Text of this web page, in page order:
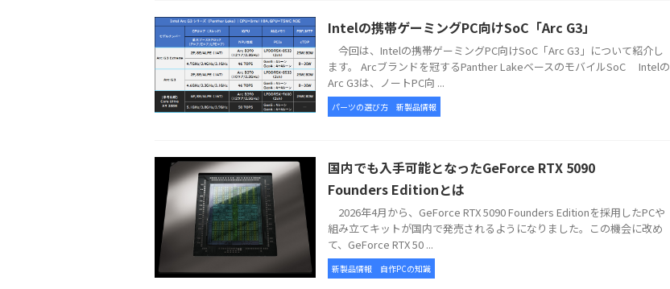
Intelの携帯ゲーミングPC向けSoC「Arc G3」
今回は、Intelの携帯ゲーミングPC向けSoC「Arc G3」について紹介し
ます。 Arcブランドを冠するPanther LakeベースのモバイルSoC Intelの
Arc G3は、ノートPC向 ...
パーツの選び方 新製品情報
国内でも入手可能となったGeForce RTX 5090
Founders Editionとは
2026年4月から、GeForce RTX 5090 Founders Editionを採用したPCや
組み立てキットが国内で発売されるようになりました。この機会に改め
て、GeForce RTX 50 ...
新製品情報 自作PCの知識